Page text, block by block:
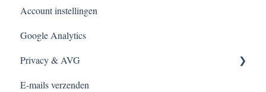
Afmeldingen
Bounces
Account instellingen
Google Analytics
Privacy & AVG
FAQ over AVG-compliance
E-mails verzenden